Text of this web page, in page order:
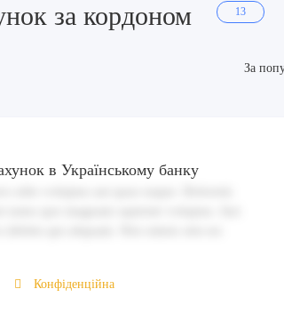
за кордоном 13
За
в Українському банку
Конфіденційна